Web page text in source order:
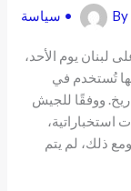
سياسة • By
لبنان يوم الأحد،
تُستخدم في
ووفقًا للجيش
استخباراتية،
ذلك، لم يتم